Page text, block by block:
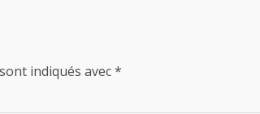
indiqués avec*